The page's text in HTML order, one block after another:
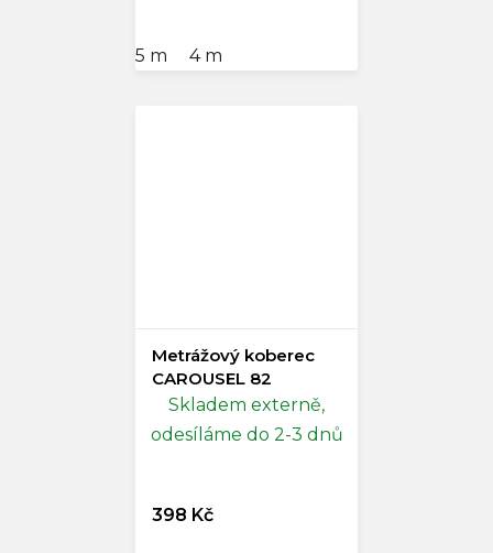
5 m 4 m
Metrážový koberec
CAROUSEL 82
Skladem externě,
odesíláme do 2-3 dnů
398 Kč